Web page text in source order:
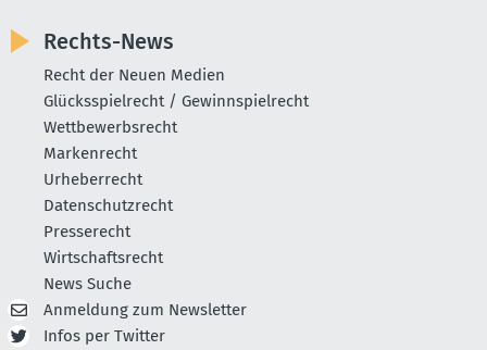
Rechts-News
Recht der Neuen Medien
Glücksspielrecht / Gewinnspielrecht
Wettbewerbsrecht
Markenrecht
Urheberrecht
Datenschutzrecht
Presserecht
Wirtschaftsrecht
News Suche
Anmeldung zum Newsletter
Infos per Twitter